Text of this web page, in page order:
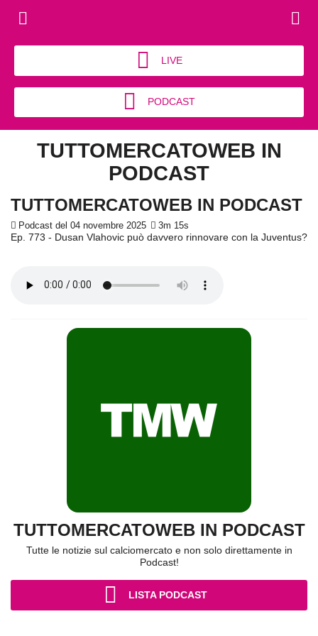
LIVE
PODCAST
TUTTOMERCATOWEB IN
PODCAST
TUTTOMERCATOWEB IN PODCAST
Podcast del 04 novembre 2025 3m 15s
Ep. 773 - Dusan Vlahovic può davvero rinnovare con la Juventus?
TUTTOMERCATOWEB IN PODCAST
Tutte le notizie sul calciomercato e non solo direttamente in
Podcast!
LISTA PODCAST